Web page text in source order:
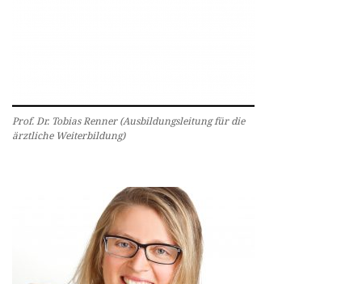
Prof. Dr. Tobias Renner (Ausbildungsleitung für die
ärztliche Weiterbildung)